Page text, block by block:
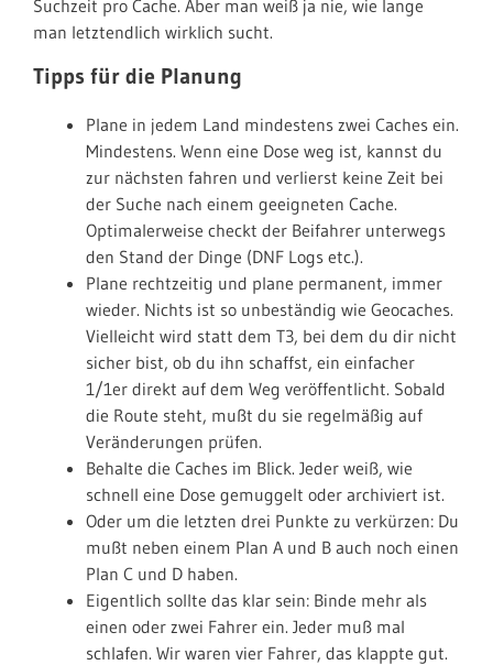
Suchzeit pro Cache. Aber man weiß ja nie, wie lange
man letztendlich wirklich sucht.
Tipps für die Planung
Plane in jedem Land mindestens zwei Caches ein.
Mindestens. Wenn eine Dose weg ist, kannst du
zur nächsten fahren und verlierst keine Zeit bei
der Suche nach einem geeigneten Cache.
Optimalerweise checkt der Beifahrer unterwegs
den Stand der Dinge (DNF Logs etc.).
Plane rechtzeitig und plane permanent, immer
wieder. Nichts ist so unbeständig wie Geocaches.
Vielleicht wird statt dem T3, bei dem du dir nicht
sicher bist, ob du ihn schaffst, ein einfacher
1/1er direkt auf dem Weg veröffentlicht. Sobald
die Route steht, mußt du sie regelmäßig auf
Veränderungen prüfen.
Behalte die Caches im Blick. Jeder weiß, wie
schnell eine Dose gemuggelt oder archiviert ist.
Oder um die letzten drei Punkte zu verkürzen: Du
mußt neben einem Plan A und B auch noch einen
Plan C und D haben.
Eigentlich sollte das klar sein: Binde mehr als
einen oder zwei Fahrer ein. Jeder muß mal
schlafen. Wir waren vier Fahrer, das klappte gut.